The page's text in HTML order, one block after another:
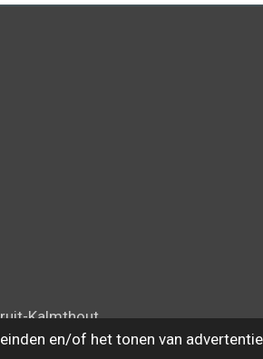
en/of het tonen van
Kalmthout